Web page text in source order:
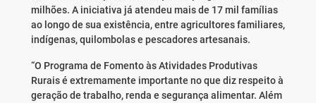
milhões. A iniciativa já atendeu mais de 17 mil famílias
ao longo de sua existência, entre agricultores familiares,
indígenas, quilombolas e pescadores artesanais.
“O Programa de Fomento às Atividades Produtivas
Rurais é extremamente importante no que diz respeito à
geração de trabalho, renda e segurança alimentar. Além